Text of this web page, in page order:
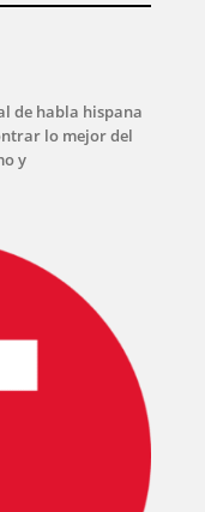
de habla hispana
lo mejor del
y